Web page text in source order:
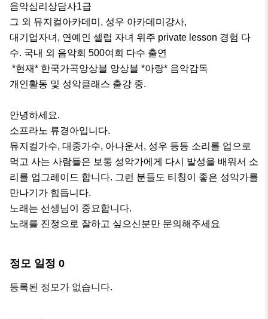
음악심리상담사1급
그 외 뮤지컬아카데미, 성우 아카데미강사,
대기업자녀, 연예인 셀럽 자녀 위주 private lesson 경험 다
수. 국내 외 음악회 500여회 다수 출연
개인활동 및 성악클래스 출강 중.
안녕하세요.
소프라노 류경아입니다.
뮤지컬가수, 대중가수, 아나운서, 성우 등등 소리를 업으로
먹고 사는 사람들은 보통 성악가에게 다시 발성을 배워서 소
리를 업그레이드 합니다. 그런 분들도 티칭이 좋은 성악가를
만나기가 힘듭니다.
노래는 선생님이 중요합니다.
노래를 진정으로 잘하고 싶으신분만 문의해주세요
정모 일정 0
등록된 정모가 없습니다.